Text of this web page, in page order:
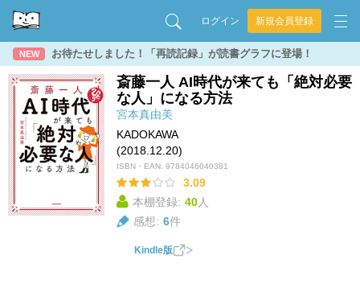
ログイン 新規会員登録
NEW お待たせしました！「再読記録」が読書グラフに登場！
斎藤一人 AI時代が来ても「絶対必要
な人」になる方法
宮本真由美
KADOKAWA
(2018.12.20)
ISBN・EAN: 9784046040381
3.09
本棚登録: 40人
感想: 6件
Kindle版